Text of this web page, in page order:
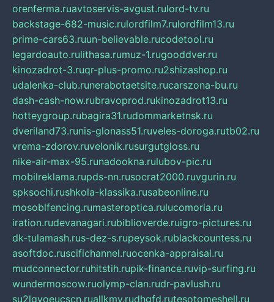
orenferma.ruavtoservis-avgust.rulord-tv.ru
backstage-682-music.rulordfilm7.rulordfilm13.ru
prime-cars63.ruun-believable.rucodetool.ru
legardoauto.rulithasa.rumuz-1.rugooddver.ru
kinozadrot-3.ruqr-plus-promo.ru2shizashop.ru
udalenka-club.runerabotaetsite.rucarszona-bu.ru
dash-cash-now.rubravoprod.rukinozadrot13.ru
hotteygroup.rubagira31.rudommarketnsk.ru
dveriland73.runis-glonass51.ruveles-doroga.rutb02.ru
vrema-zdorov.ruvelonik.rusurgutgloss.ru
nike-air-max-95.runadookna.rulubov-pic.ru
mobilreklama.rupds-nn.rusocrat2000.ruvgurin.ru
spksochi.rushkola-klassika.rusabeonline.ru
mosoblfencing.rumasteroptica.rulucomoria.ru
iration.rudevanagari.rubiblioverde.ruigro-pictures.ru
dk-tulamash.rus-dez-s.rupeysok.rublackcountess.ru
asoftdoc.ruscifichannel.ruocenka-appraisal.ru
mudconnector.ruhitstih.rupik-finance.ruvip-surfing.ru
wundermoscow.ruolymp-clan.rudr-pavlush.ru
su2lgyoeucscn.ruallkmv.rudhgfd.rutesotomeshell.ru